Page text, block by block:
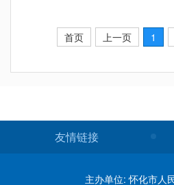
首页 上一页 1
友情链接
主办单位: 怀化市人